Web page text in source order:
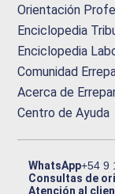
Orientación
Enciclopedia
Enciclopedia
Comunidad
Acerca de
Centro de Ayuda
WhatsApp+54 9
Consultas de
Atención al